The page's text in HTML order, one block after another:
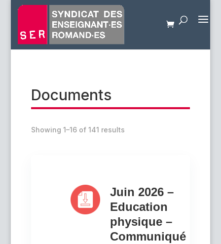
Documents
Showing 1–16 of 141 results
Juin 2026 –
Education
physique –
Communiqué